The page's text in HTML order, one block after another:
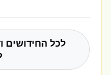
לכל החידושים